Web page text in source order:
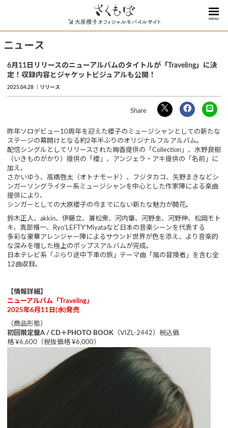
MENU
ニュース
6月11日リリースのニューアルバムのタイトルが「Traveling」に決
定！収録内容とジャケットビジュアルも公開！
2025.04.28 リリース
昨年ソロデビュー10周年を迎えた櫻子のミュージシャンとしての新たな
ステージの幕開けとなる約2年半ぶりのオリジナルフルアルバム。
配信シングルとしてリリースされた絢香提供の「Collection」、水野良樹
（いきものがかり）提供の「櫻」、アンジェラ・アキ提供の「名前」に
加え、
さかいゆう、高橋啓太（オトナモード）、フジタカコ、矢野まきなどシ
ンガーソングライター系ミュージシャンを中心とした作家陣による楽曲
提供により、
シンガーとしての大原櫻子の今までにない新たな魅力が開花。
鈴木正人、akkin、伊藤立、兼松衆、河内肇、河野圭、河野伸、松岡モト
キ、真部脩一、Ryo’LEFTY’Miyataなど日本の音楽シーンを代表する
多彩な豪華アレンジャー陣によるサウンド世界が色を添え、より音楽的
な深みを増した極上のポップスアルバムが完成。
日本テレビ系「ぶらり途中下車の旅」テーマ曲「風の冒険者」を含む全
12曲収録。
【情報詳細】
ニューアルバム「Traveling」
2025年6月11日(水)発売
（商品形態）
初回限定盤A / CD＋PHOTO BOOK （VIZL-2442）税込価
格 ¥6,600（税抜価格 ¥6,000）